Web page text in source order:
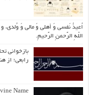
اُعیذُ نَفسی وَ أهلی وَ مالی وَ وُلدی،
اللّهِ الرَّحمنِ الرَّحیمِ.
بازخوانی
رابعی؛ از
Name